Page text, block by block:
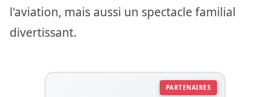
l'aviation, mais aussi un spectacle familial
divertissant.
PARTENAIRES